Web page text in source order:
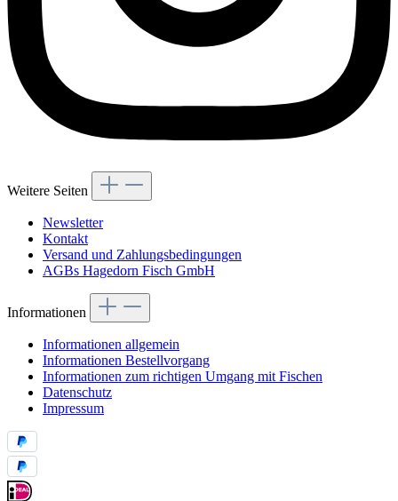
Weitere Seiten
Newsletter
Kontakt
Versand und Zahlungsbedingungen
AGBs Hagedorn Fisch GmbH
Informationen
Informationen allgemein
Informationen Bestellvorgang
Informationen zum richtigen Umgang mit Fischen
Datenschutz
Impressum